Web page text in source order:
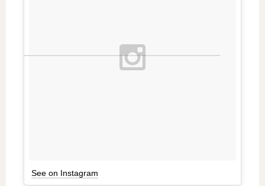
See on Instagram